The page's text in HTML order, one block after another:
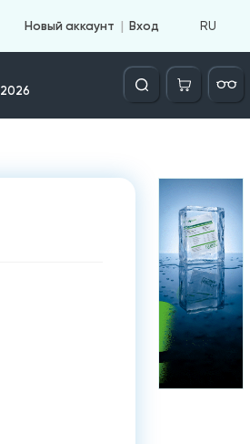
Новый аккаунт Вход RU
Căutare